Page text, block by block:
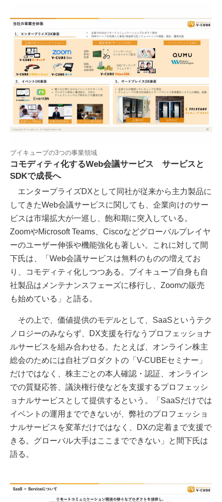
ブイキューブの3つの事業領域
コモディティ化するWeb会議サービス サービスと
SDKで成長へ
エンタープライズDXとして同社が従来から主力製品に
してきたWeb会議サービスに関しても、企業向けのサー
ビスは市場拡大が一巡し、飽和期に突入している。
ZoomやMicrosoft Teams、Ciscoなどグローバルプレイヤ
ーのユーザー伸張や機能強化も著しい。これに対して間
下氏は、「Web会議サービスは無料のものの増えてお
り、コモディティ化しつつある。ブイキューブ自身も自
社製品はメンテナンスフェーズに移行し、Zoomの販売
も始めている」と語る。
その上で、価値提供のモデルとして、SaaSというテク
ノロジーのみならず、DX支援を行なうプロフェッショナ
ルサービスを組み合わせる。たとえば、オンライン株主
総会のためには自社プロダクトの「V-CUBEセミナー」
だけではなく、株主ごとの本人確認・認証、オンライン
での質疑応答、議決権行使などを支援するプロフェッシ
ョナルサービスとして提供するという。「SaaSだけでは
イベントの運用までできないが、弊社のプロフェッショ
ナルサービスを変革だけではなく、DXの定着まで支援で
きる。グローバル大手はここまでできない」と間下氏は
語る。